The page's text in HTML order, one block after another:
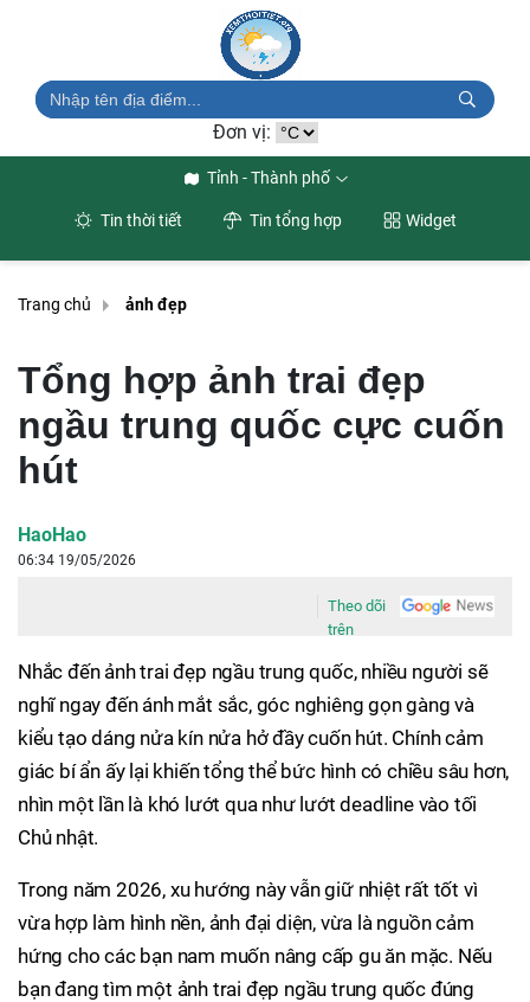
Đơn vị:
Tỉnh - Thành phố
Tin thời tiết Tin tổng hợp Widget
Trang chủ ảnh đẹp
Tổng hợp ảnh trai đẹp
ngầu trung quốc cực cuốn
hút
HaoHao
06:34 19/05/2026
Theo dõi
trên
Nhắc đến ảnh trai đẹp ngầu trung quốc, nhiều người sẽ
nghĩ ngay đến ánh mắt sắc, góc nghiêng gọn gàng và
kiểu tạo dáng nửa kín nửa hở đầy cuốn hút. Chính cảm
giác bí ẩn ấy lại khiến tổng thể bức hình có chiều sâu hơn,
nhìn một lần là khó lướt qua như lướt deadline vào tối
Chủ nhật.
Trong năm 2026, xu hướng này vẫn giữ nhiệt rất tốt vì
vừa hợp làm hình nền, ảnh đại diện, vừa là nguồn cảm
hứng cho các bạn nam muốn nâng cấp gu ăn mặc. Nếu
bạn đang tìm một ảnh trai đẹp ngầu trung quốc đúng